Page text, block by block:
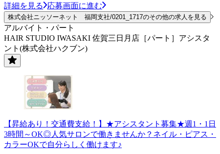
詳細を見る 応募画面に進む
株式会社ニッソーネット 福岡支社/0201_1717のその他の求人を見る
アルバイト・パート
HAIR STUDIO IWASAKI 佐賀三日月店［パート］アシスタ
ント(株式会社ハクブン)
【昇給あり！交通費支給！】★アシスタント募集★週1・1日
3時間～OK◎人気サロンで働きませんか？ネイル・ピアス・
カラーOKで自分らしく働けます♪